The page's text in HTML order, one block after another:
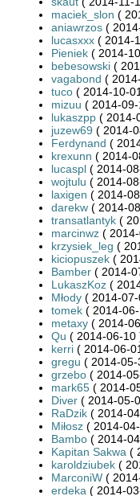
maciek_slon (
aniawrzos (
lucasxxx ( 2014-
Pieniek ( 2014-
bebesowski (
vagabond (
tuco ( 2014-10-
mizuu ( 2014-
lukaszpp ( 2014-
juzew69 ( 2014-
Ferdynand (
krexunn ( 2014-
lucaspl ( 2014-
wojtulu ( 2014-
laxigen ( 2014-
darekw ( 2014-
transatlantyk (
marcinwz (
krzysiek_leg (
kiciopuszek (
Bamber ( 2014-
LukaszKoz (
Młody ( 2014-
tomek ( 2014-
metaxy ( 2014-
Qu ( 2014-06-10
kerri ( 2014-06-
gregu ( 2014-05-
grzebo ( 2014-
mark65 ( 2014-
Diver ( 2014-05-
RaDzik ( 2014-
Miłosz ( 2014-
Bambo ( 2014-
Kapitan Sakwa (
karoldziubek (
MarconiW (
erdeka ( 2014-